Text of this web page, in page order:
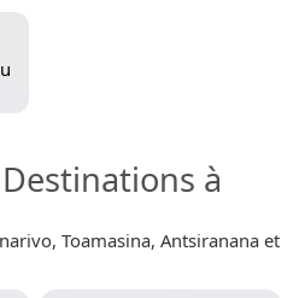
à
Toamasina, Antsiranana et